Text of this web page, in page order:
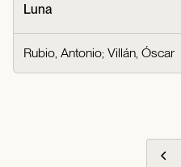
Luna
Rubio, Antonio; Villán, Óscar